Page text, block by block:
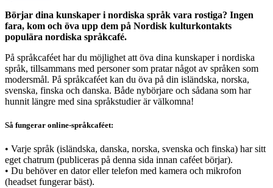
Börjar dina kunskaper i nordiska språk vara rostiga? Ingen
fara, kom och öva upp dem på Nordisk kulturkontakts
populära nordiska språkcafé.
På språkcaféet har du möjlighet att öva dina kunskaper i nordiska
språk, tillsammans med personer som pratar något av språken som
modersmål. På språkcaféet kan du öva på din isländska, norska,
svenska, finska och danska. Både nybörjare och sådana som har
hunnit längre med sina språkstudier är välkomna!
Så fungerar online-språkcaféet:
• Varje språk (isländska, danska, norska, svenska och finska) har sitt
eget chatrum (publiceras på denna sida innan caféet börjar).
• Du behöver en dator eller telefon med kamera och mikrofon
(headset fungerar bäst).